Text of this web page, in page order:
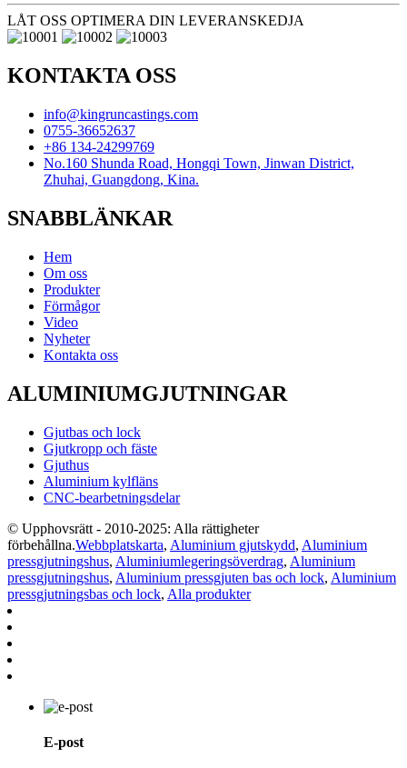
LÅT OSS OPTIMERA DIN LEVERANSKEDJA
KONTAKTA OSS
info@kingruncastings.com
0755-36652637
+86 134-24299769
No.160 Shunda Road, Hongqi Town, Jinwan District,
Zhuhai, Guangdong, Kina.
SNABBLÄNKAR
Hem
Om oss
Produkter
Förmågor
Video
Nyheter
Kontakta oss
ALUMINIUMGJUTNINGAR
Gjutbas och lock
Gjutkropp och fäste
Gjuthus
Aluminium kylfläns
CNC-bearbetningsdelar
© Upphovsrätt - 2010-2025: Alla rättigheter
förbehållna.Webbplatskarta, Aluminium gjutskydd, Aluminium
pressgjutningshus, Aluminiumlegeringsöverdrag, Aluminium
pressgjutningshus, Aluminium pressgjuten bas och lock, Aluminium
pressgjutningsbas och lock, Alla produkter
E-post